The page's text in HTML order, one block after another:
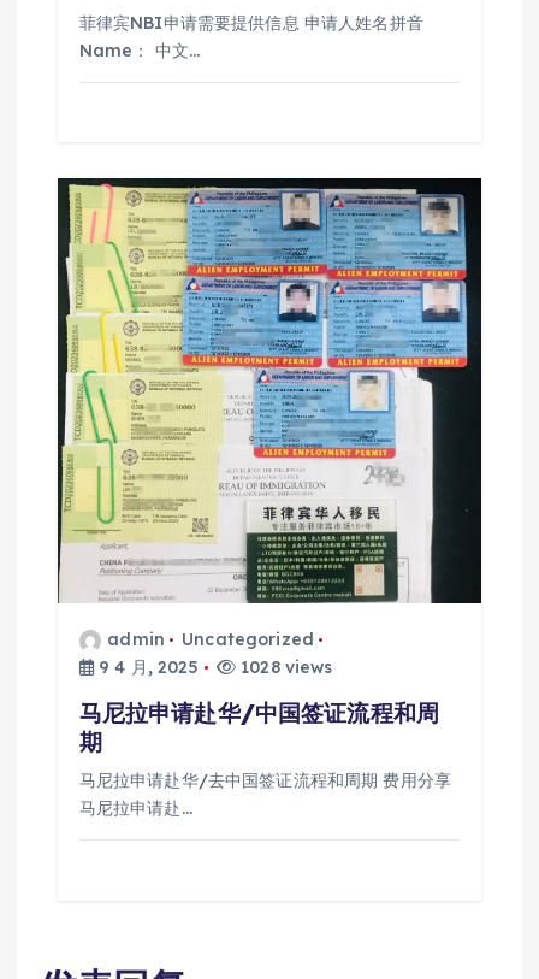
菲律宾NBI申请需要提供信息 申请人姓名拼音
Name： 中文…
admin
Uncategorized
9 4 月, 2025
1028 views
马尼拉申请赴华/中国签证流程和周
期
马尼拉申请赴华/去中国签证流程和周期 费用分享
马尼拉申请赴…